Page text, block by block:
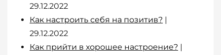
29.12.2022
Как настроить себя на позитив? |
29.12.2022
Как прийти в хорошее настроение? |